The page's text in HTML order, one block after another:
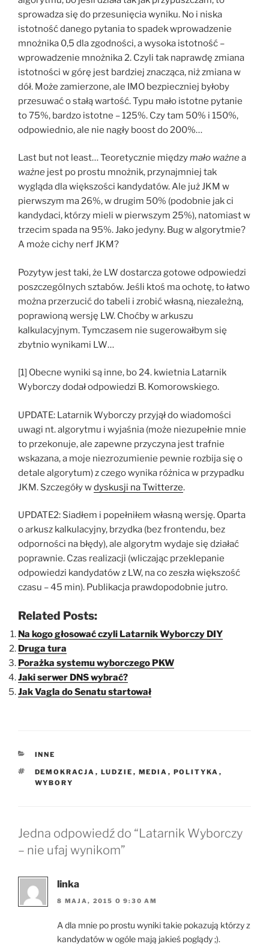
sprowadza się do przesunięcia wyniku. No i niska
istotność danego pytania to spadek wprowadzenie
mnożnika 0,5 dla zgodności, a wysoka istotność –
wprowadzenie mnożnika 2. Czyli tak naprawdę zmiana
istotności w górę jest bardziej znacząca, niż zmiana w
dół. Może zamierzone, ale IMO bezpieczniej byłoby
przesuwać o stałą wartość. Typu mało istotne pytanie
to 75%, bardzo istotne – 125%. Czy tam 50% i 150%,
odpowiednio, ale nie nagły boost do 200%…
Last but not least… Teoretycznie międzymało ważnea
ważne jest po prostu mnożnik, przynajmniej tak
wygląda dla większości kandydatów. Ale już JKM w
pierwszym ma 26%, w drugim 50% (podobnie jak ci
kandydaci, którzy mieli w pierwszym 25%), natomiast w
trzecim spada na 95%. Jako jedyny. Bug w algorytmie?
A może cichy nerf JKM?
Pozytyw jest taki, że LW dostarcza gotowe odpowiedzi
poszczególnych sztabów. Jeśli ktoś ma ochotę, to łatwo
można przerzucić do tabeli i zrobić własną, niezależną,
poprawioną wersję LW. Choćby w arkuszu
kalkulacyjnym. Tymczasem nie sugerowałbym się
zbytnio wynikami LW…
[1] Obecne wyniki są inne, bo 24. kwietnia Latarnik
Wyborczy dodał odpowiedzi B. Komorowskiego.
UPDATE: Latarnik Wyborczy przyjął do wiadomości
uwagi nt. algorytmu i wyjaśnia (może niezupełnie mnie
to przekonuje, ale zapewne przyczyna jest trafnie
wskazana, a moje niezrozumienie pewnie rozbija się o
detale algorytum) z czego wynika różnica w przypadku
JKM. Szczegóły wdyskusji na Twitterze.
UPDATE2: Siadłem i popełniłem własną wersję. Oparta
o arkusz kalkulacyjny, brzydka (bez frontendu, bez
odporności na błędy), ale algorytm wydaje się działać
poprawnie. Czas realizacji (wliczając przeklepanie
odpowiedzi kandydatów z LW, na co zeszła większość
czasu – 45 min). Publikacja prawdopodobnie jutro.
Related Posts:
Na kogo głosować czyli Latarnik Wyborczy DIY
Druga tura
Porażka systemu wyborczego PKW
Jaki serwer DNS wybrać?
Jak Vagla do Senatu startował
KATEGORIE
INNE
TAGI
DEMOKRACJA , LUDZIE , MEDIA , POLITYKA ,
WYBORY
Jedna odpowiedź do “Latarnik Wyborczy
– nie ufaj wynikom”
linka
8 MAJA, 2015 O 9:30 AM
A dla mnie po prostu wyniki takie pokazują którzy z
kandydatów w ogóle mają jakieś poglądy ;).